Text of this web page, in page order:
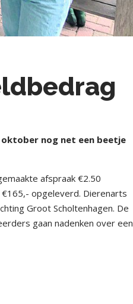
oktober nog net een beetje
afspraak €2.50
opgeleverd. Dierenarts
Groot Scholtenhagen. De
gaan nadenken over een